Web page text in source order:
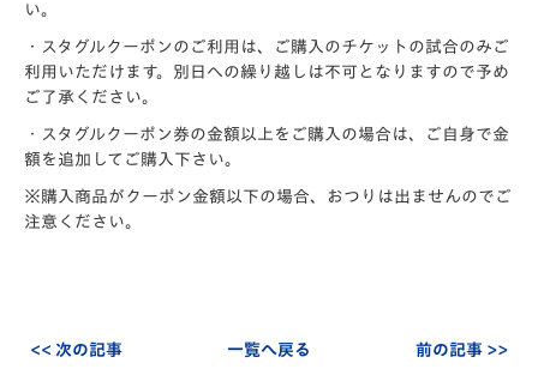
い。
・スタグルクーポンのご利用は、ご購入のチケットの試合のみご
利用いただけます。別日への繰り越しは不可となりますので予め
ご了承ください。
・スタグルクーポン券の金額以上をご購入の場合は、ご自身で金
額を追加してご購入下さい。
※購入商品がクーポン金額以下の場合、おつりは出ませんのでご
注意ください。
<< 次の記事 一覧へ戻る 前の記事 >>